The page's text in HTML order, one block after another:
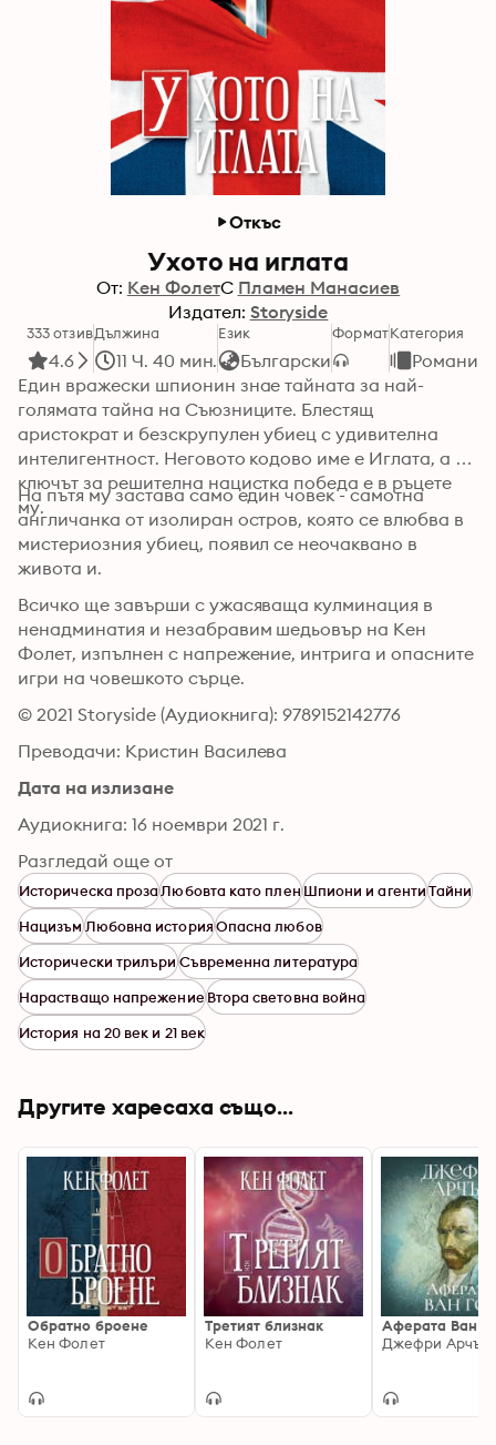
Откъс
Ухото на иглата
От: Кен ФолетС Пламен Манасиев
Издател: Storyside
333 отзив
4.6
Дължина
11 Ч. 40 мин.
Език
Български
ФорматКатегория
Романи
Един вражески шпионин знае тайната за най-
голямата тайна на Съюзниците. Блестящ
аристократ и безскрупулен убиец с удивителна
интелигентност. Неговото кодово име е Иглата, а
ключът за решителна нацистка победа е в ръцете
му.
На пътя му застава само един човек - самотна
англичанка от изолиран остров, която се влюбва в
мистериозния убиец, появил се неочаквано в
живота и.
Всичко ще завърши с ужасяваща кулминация в
ненадминатия и незабравим шедьовър на Кен
Фолет, изпълнен с напрежение, интрига и опасните
игри на човешкото сърце.
© 2021 Storyside (Аудиокнига): 9789152142776
Преводачи: Кристин Василева
Дата на излизане
Аудиокнига: 16 ноември 2021 г.
Разгледай още от
Историческа прозаЛюбовта като пленШпиони и агентиТайни
НацизъмЛюбовна историяОпасна любов
Исторически трилъриСъвременна литература
Нарастващо напрежениеВтора световна война
История на 20 век и 21 век
Другите харесаха също...
Обратно броене
Кен Фолет
Третият близнак
Кен Фолет
Аферата Ван
Джефри Арчър